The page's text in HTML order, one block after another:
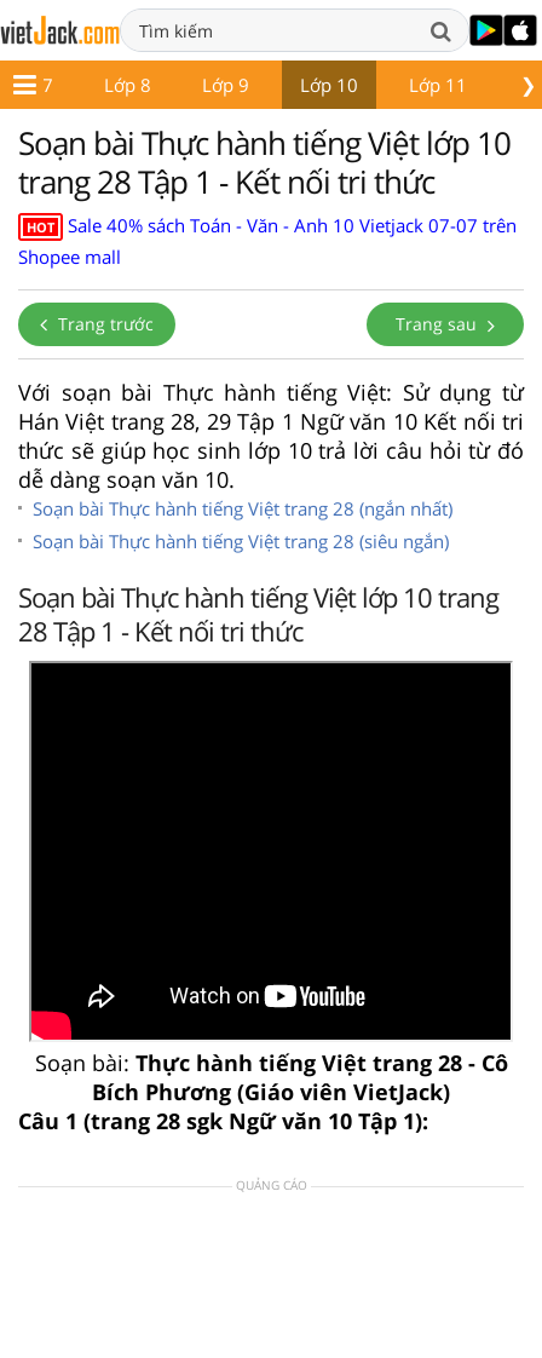
❯
Lớp 7 Lớp 8 Lớp 9 Lớp 10 Lớp 11
Soạn bài Thực hành tiếng Việt lớp 10
trang 28 Tập 1 - Kết nối tri thức
HOT
Sale 40% sách Toán - Văn - Anh 10 Vietjack 07-07 trên
Shopee mall
Trang trước Trang sau
Với soạn bài Thực hành tiếng Việt: Sử dụng từ
Hán Việt trang 28, 29 Tập 1 Ngữ văn 10 Kết nối tri
thức sẽ giúp học sinh lớp 10 trả lời câu hỏi từ đó
dễ dàng soạn văn 10.
Soạn bài Thực hành tiếng Việt trang 28 (ngắn nhất)
Soạn bài Thực hành tiếng Việt trang 28 (siêu ngắn)
Soạn bài Thực hành tiếng Việt lớp 10 trang
28 Tập 1 - Kết nối tri thức
Soạn bài: Thực hành tiếng Việt trang 28 - Cô
Bích Phương (Giáo viên VietJack)
Câu 1 (trang 28 sgk Ngữ văn 10 Tập 1):
QUẢNG CÁO